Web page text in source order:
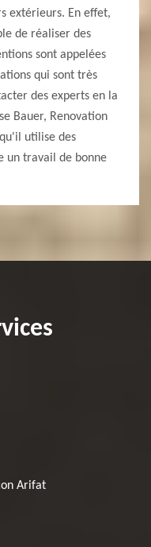
extérieurs. En effet,
de réaliser des
sont appelées
qui sont très
des experts en la
Bauer, Renovation
utilise des
un travail de bonne
Arifat